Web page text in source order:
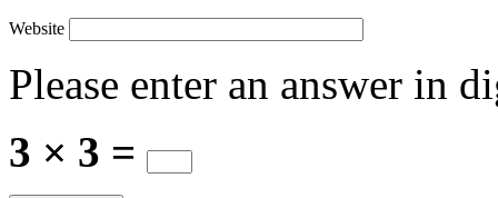
Website
Please enter an answer in
3 × 3 =